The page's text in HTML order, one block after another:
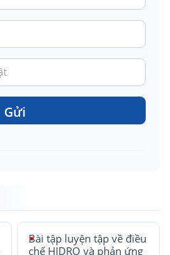
Gửi
Bài tập luyện tập về điều
chế HIDRO và phản ứng